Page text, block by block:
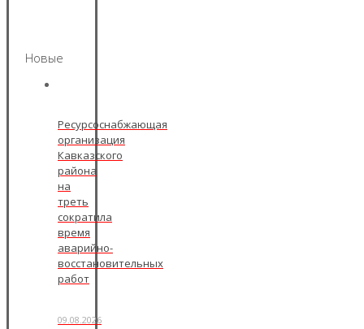
Новые
Ресурсоснабжающая
организация
Кавказского
района
на
треть
сократила
время
аварийно-
восстановительных
работ
09.08.2026